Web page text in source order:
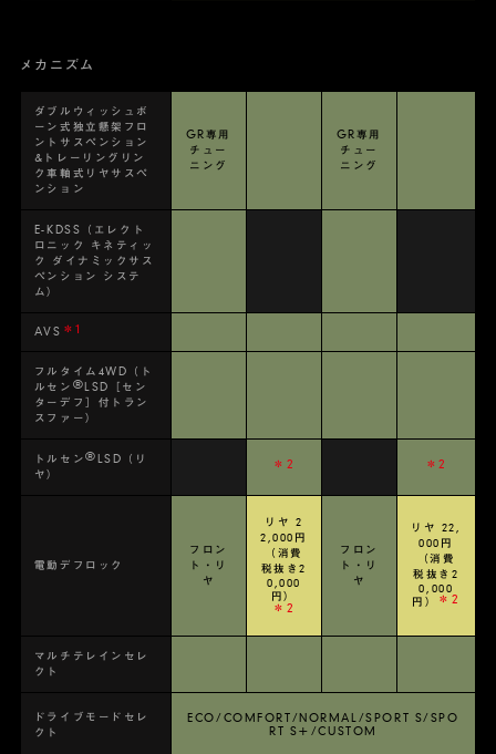
メカニズム
ダブルウィッシュボ
ーン式独立懸架フロ
ントサスペンション
&トレーリングリン
ク車軸式リヤサスペ
ンション
GR専用
チュー
ニング
GR専用
チュー
ニング
E-KDSS（エレクト
ロニック キネティッ
ク ダイナミックサス
ペンション システ
ム）
AVS ＊1
フルタイム4WD（ト
ルセン ®LSD［セン
ターデフ］付トラン
スファー）
トルセン® LSD（リ
ヤ）
＊2 ＊2
電動デフロック
フロン
ト・リ
ヤ
リヤ 2
2,000円
（消費
税抜き2
0,000
円）
＊2
フロン
ト・リ
ヤ
リヤ 22,
000円
（消費
税抜き2
0,000
円）
＊2
マルチテレインセレ
クト
ドライブモードセレ
クト
ECO/COMFORT/NORMAL/SPORT S/SPO
RT S＋/CUSTOM